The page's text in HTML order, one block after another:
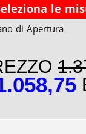
le
di Apertura